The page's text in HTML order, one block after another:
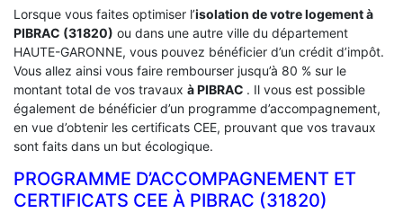
Lorsque vous faites optimiser l’isolation de votre logement à
PIBRAC (31820) ou dans une autre ville du département
HAUTE-GARONNE, vous pouvez bénéficier d’un crédit d’impôt.
Vous allez ainsi vous faire rembourser jusqu’à 80 % sur le
montant total de vos travaux à PIBRAC . Il vous est possible
également de bénéficier d’un programme d’accompagnement,
en vue d’obtenir les certificats CEE, prouvant que vos travaux
sont faits dans un but écologique.
PROGRAMME D’ACCOMPAGNEMENT ET
CERTIFICATS CEE À ‎PIBRAC (31820)